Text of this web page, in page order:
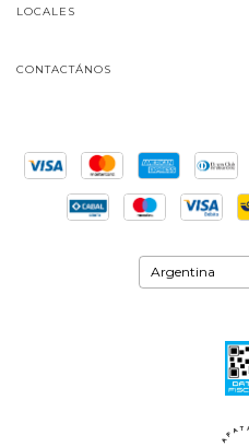
LOCALES
CONTACTÁNOS